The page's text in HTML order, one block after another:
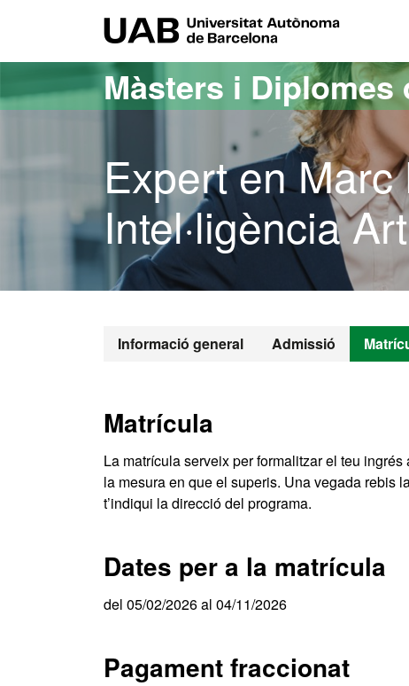
Màsters i Diplomes
Expert en
Intel·ligència
Informació general Admissió
Matrícula
La matrícula serveix per formalitzar el teu
la mesura en que el superis. Una vegada rebis
t’indiqui la direcció del programa.
Dates per a la matrícula
del 05/02/2026 al 04/11/2026
Pagament fraccionat